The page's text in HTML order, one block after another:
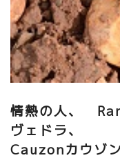
情熱の人、
ヴェ
Cauzonカウゾ